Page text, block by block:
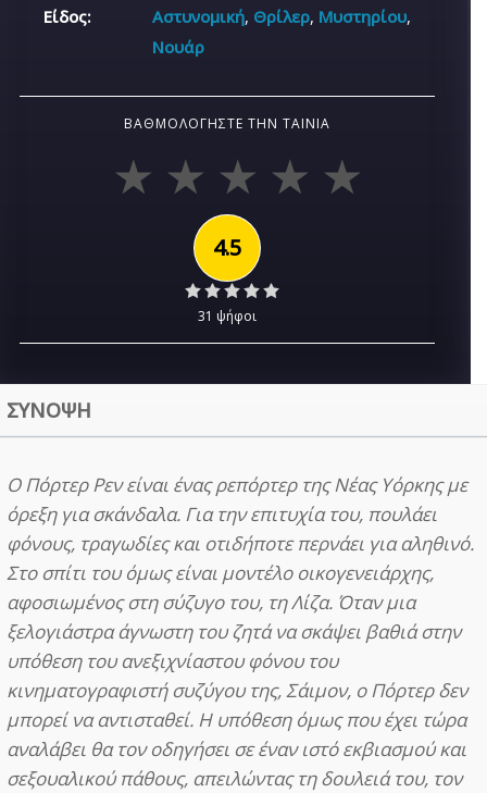
Είδος:
Αστυνομική, Θρίλερ, Μυστηρίου,
Νουάρ
ΒΑΘΜΟΛΟΓΉΣΤΕ ΤΗΝ ΤΑΙΝΊΑ
4.5
31 ψήφοι
ΣΥΝΟΨΗ
Ο Πόρτερ Ρεν είναι ένας ρεπόρτερ της Νέας Υόρκης με
όρεξη για σκάνδαλα. Για την επιτυχία του, πουλάει
φόνους, τραγωδίες και οτιδήποτε περνάει για αληθινό.
Στο σπίτι του όμως είναι μοντέλο οικογενειάρχης,
αφοσιωμένος στη σύζυγο του, τη Λίζα. Όταν μια
ξελογιάστρα άγνωστη του ζητά να σκάψει βαθιά στην
υπόθεση του ανεξιχνίαστου φόνου του
κινηματογραφιστή συζύγου της, Σάιμον, ο Πόρτερ δεν
μπορεί να αντισταθεί. Η υπόθεση όμως που έχει τώρα
αναλάβει θα τον οδηγήσει σε έναν ιστό εκβιασμού και
σεξουαλικού πάθους, απειλώντας τη δουλειά του, τον